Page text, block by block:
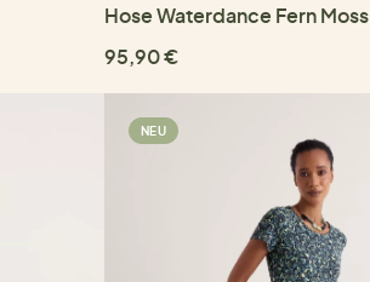
Hose Waterdance Fern Moss
95,90 €
NEU